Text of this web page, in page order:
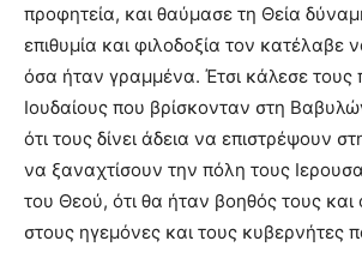
προφητεία, και θαύμασε τη Θεία
επιθυμία και φιλοδοξία τον κατέλαβε
όσα ήταν γραμμένα. Έτσι κάλεσε τους
Ιουδαίους που βρίσκονταν στη
ότι τους δίνει άδεια να επιστρέψουν
να ξαναχτίσουν την πόλη τους
του Θεού, ότι θα ήταν βοηθός τους και
στους ηγεμόνες και τους κυβερνήτες